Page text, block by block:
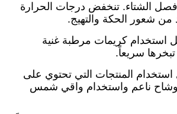
فصل الشتاء. تنخفض درجات الحرارة
من شعور الحكة والتهيج.
استخدام كريمات مرطبة غنية
سريعاً.
المنتجات التي تحتوي على
بوشاح ناعم واستخدام واقي شمس